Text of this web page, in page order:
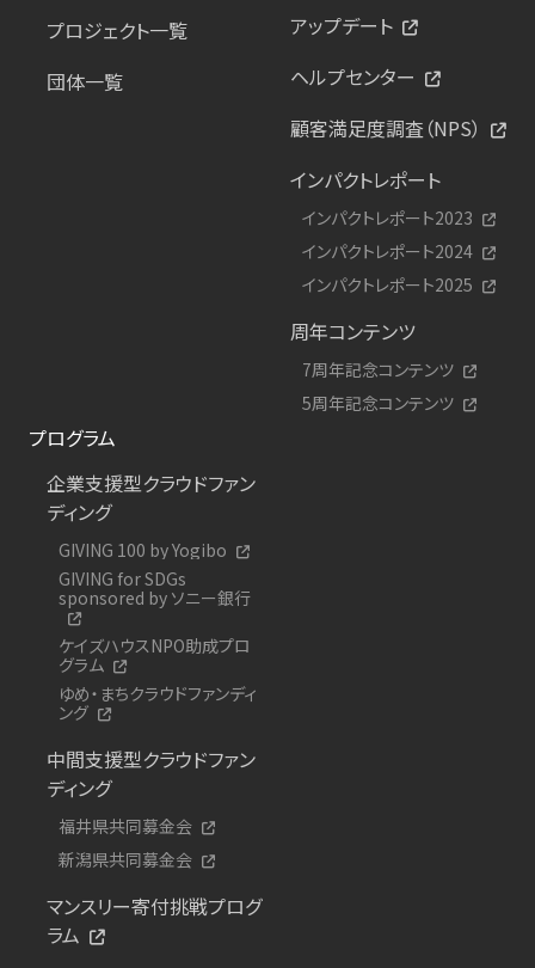
プロジェクト一覧
団体一覧
アップデート
ヘルプセンター
顧客満足度調査（NPS）
インパクトレポート
インパクトレポート2023
インパクトレポート2024
インパクトレポート2025
周年コンテンツ
7周年記念コンテンツ
5周年記念コンテンツ
プログラム
企業支援型クラウドファン
ディング
GIVING 100 by Yogibo
GIVING for SDGs
sponsored by ソニー銀行
ケイズハウスNPO助成プロ
グラム
ゆめ・まちクラウドファンディ
ング
中間支援型クラウドファン
ディング
福井県共同募金会
新潟県共同募金会
マンスリー寄付挑戦プログ
ラム